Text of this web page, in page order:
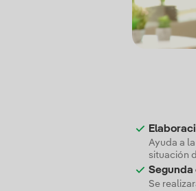
Ayuda a
situación
Segunda
Se